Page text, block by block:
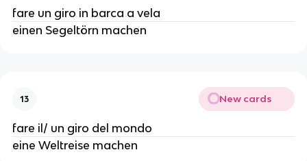
fare un giro in barca a vela
einen Segeltörn machen
13 New cards
fare il/ un giro del mondo
eine Weltreise machen